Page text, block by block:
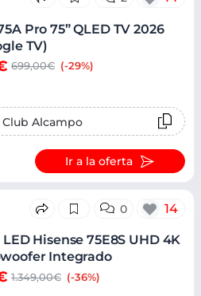
Pro 75” QLED TV 2026
TV)
699,00€ (-29%)
Alcampo
Ir a la oferta
0 14
LED Hisense 75E8S UHD 4K
Integrado
1.349,00€ (-36%)